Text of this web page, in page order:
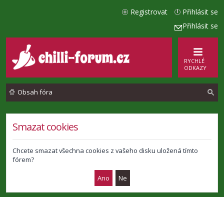
Přihlásit se
Přihlásit se
Registrovat
RYCHLÉ
ODKAZY
Obsah fóra
Smazat cookies
Chcete smazat všechna cookies z vašeho disku uložená tímto
fórem?